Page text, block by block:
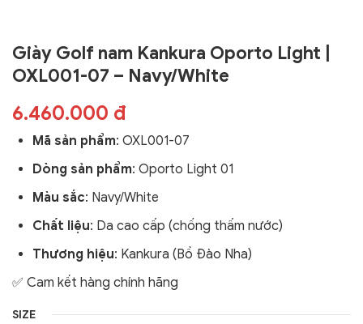
Giày Golf nam Kankura Oporto Light |
OXL001-07 – Navy/White
6.460.000 đ
Mã sản phẩm: OXL001-07
Dòng sản phẩm: Oporto Light 01
Màu sắc: Navy/White
Chất liệu: Da cao cấp (chống thấm nước)
Thương hiệu: Kankura (Bồ Đào Nha)
✅ Cam kết hàng chính hãng
SIZE